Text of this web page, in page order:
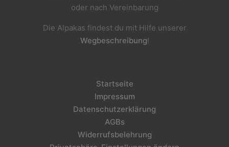
oder nach Vereinbarung
Die Alpakas findest du mit Hilfe unserer
Wegbeschreibung!
Startseite
Impressum
Datenschutzerklärung
AGBs
Widerrufsbelehrung